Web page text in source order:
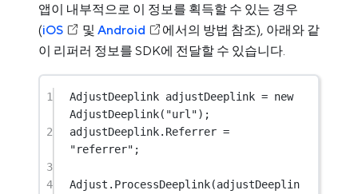
앱이 내부적으로 이 정보를 획득할 수 있는 경우
(iOS 및 Android
에서의 방법 참조), 아래와 같
이 리퍼러 정보를 SDK에 전달할 수 있습니다.
1 AdjustDeeplink adjustDeeplink = new
AdjustDeeplink( "url");
2
adjustDeeplink.Referrer =
"referrer" ;
3
4
Adjust. ProcessDeeplink(adjustDeeplin